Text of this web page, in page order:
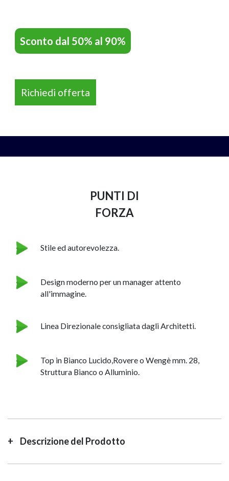
Sconto dal 50% al 90%
Richiedi offerta
PUNTI DI
FORZA
Stile ed autorevolezza.
Design moderno per un manager attento
all'immagine.
Linea Direzionale consigliata dagli Architetti.
Top in Bianco Lucido,Rovere o Wengè mm. 28,
Struttura Bianco o Alluminio.
Descrizione del Prodotto